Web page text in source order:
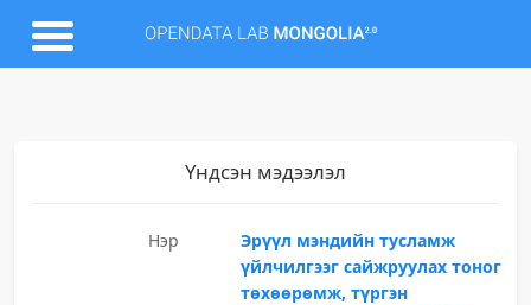
Үндсэн мэдээлэл
Нэр
Эрүүл мэндийн тусламж
үйлчилгээг сайжруулах тоног
төхөөрөмж, түргэн